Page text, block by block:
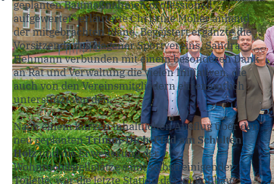
geplanten Baumaßnahmen professionell
aufgewertet“ erläuterte Christine Möller anhand
der mitgebrachten Pläne. Begeistert ergänzte die
Vorsitzende des Hagener Sportvereins, Sandra
Hehmann verbunden mit einem besonderen Dank
an Rat und Verwaltung die vielen Initiativen, die
auch von den Vereinsmitgliedern ehrenamtlich
unterstützt wurden.
Nach einem kurzen inhaltlichen Ausflug über den
neu geplantenTrimm-Dich-Pfad am Schulten
Holzund die Erweiterung der
Wohnmobilstellplätze samt selbstreinigender
Toilette, war die letzte Station das im Rohbau